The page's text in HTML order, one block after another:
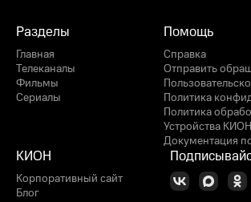
Разделы
Главная
Телеканалы
Фильмы
Сериалы
Помощь
Справка
Отправить
Политика
Политика
Устройства
Документация
КИОН
Корпоративный сайт
Блог